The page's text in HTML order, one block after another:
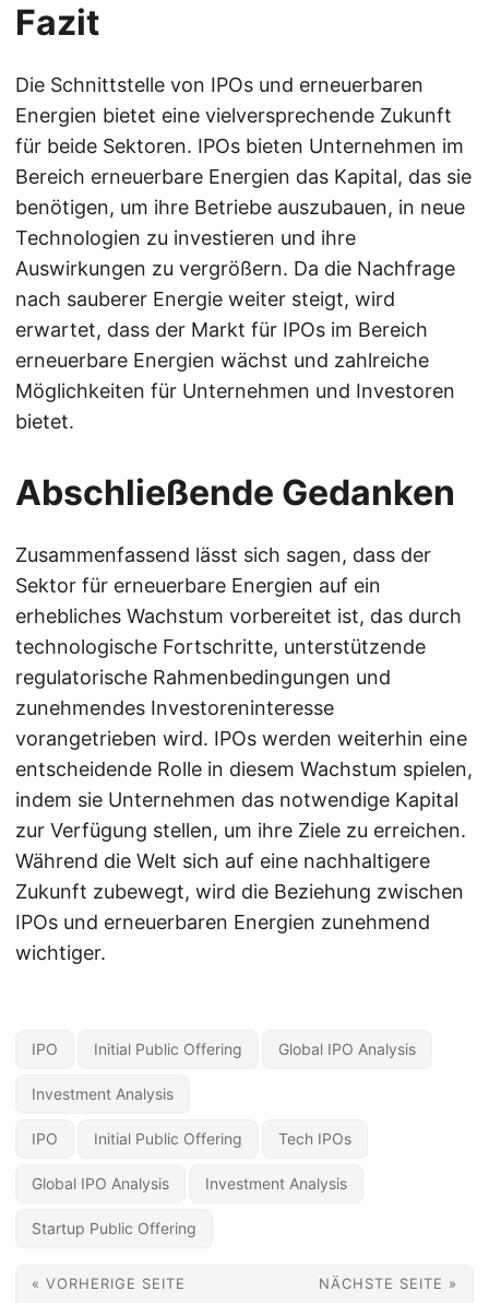
Fazit
Die Schnittstelle von IPOs und erneuerbaren
Energien bietet eine vielversprechende Zukunft
für beide Sektoren. IPOs bieten Unternehmen im
Bereich erneuerbare Energien das Kapital, das sie
benötigen, um ihre Betriebe auszubauen, in neue
Technologien zu investieren und ihre
Auswirkungen zu vergrößern. Da die Nachfrage
nach sauberer Energie weiter steigt, wird
erwartet, dass der Markt für IPOs im Bereich
erneuerbare Energien wächst und zahlreiche
Möglichkeiten für Unternehmen und Investoren
bietet.
Abschließende Gedanken
Zusammenfassend lässt sich sagen, dass der
Sektor für erneuerbare Energien auf ein
erhebliches Wachstum vorbereitet ist, das durch
technologische Fortschritte, unterstützende
regulatorische Rahmenbedingungen und
zunehmendes Investoreninteresse
vorangetrieben wird. IPOs werden weiterhin eine
entscheidende Rolle in diesem Wachstum spielen,
indem sie Unternehmen das notwendige Kapital
zur Verfügung stellen, um ihre Ziele zu erreichen.
Während die Welt sich auf eine nachhaltigere
Zukunft zubewegt, wird die Beziehung zwischen
IPOs und erneuerbaren Energien zunehmend
wichtiger.
IPO Initial Public Offering Global IPO Analysis
Investment Analysis
IPO Initial Public Offering Tech IPOs
Global IPO Analysis Investment Analysis
Startup Public Offering
« VORHERIGE SEITE NÄCHSTE SEITE »